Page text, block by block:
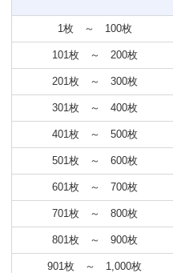
1枚 ～ 100枚
101枚 ～ 200枚
201枚 ～ 300枚
301枚 ～ 400枚
401枚 ～ 500枚
501枚 ～ 600枚
601枚 ～ 700枚
701枚 ～ 800枚
801枚 ～ 900枚
901枚 ～ 1,000枚